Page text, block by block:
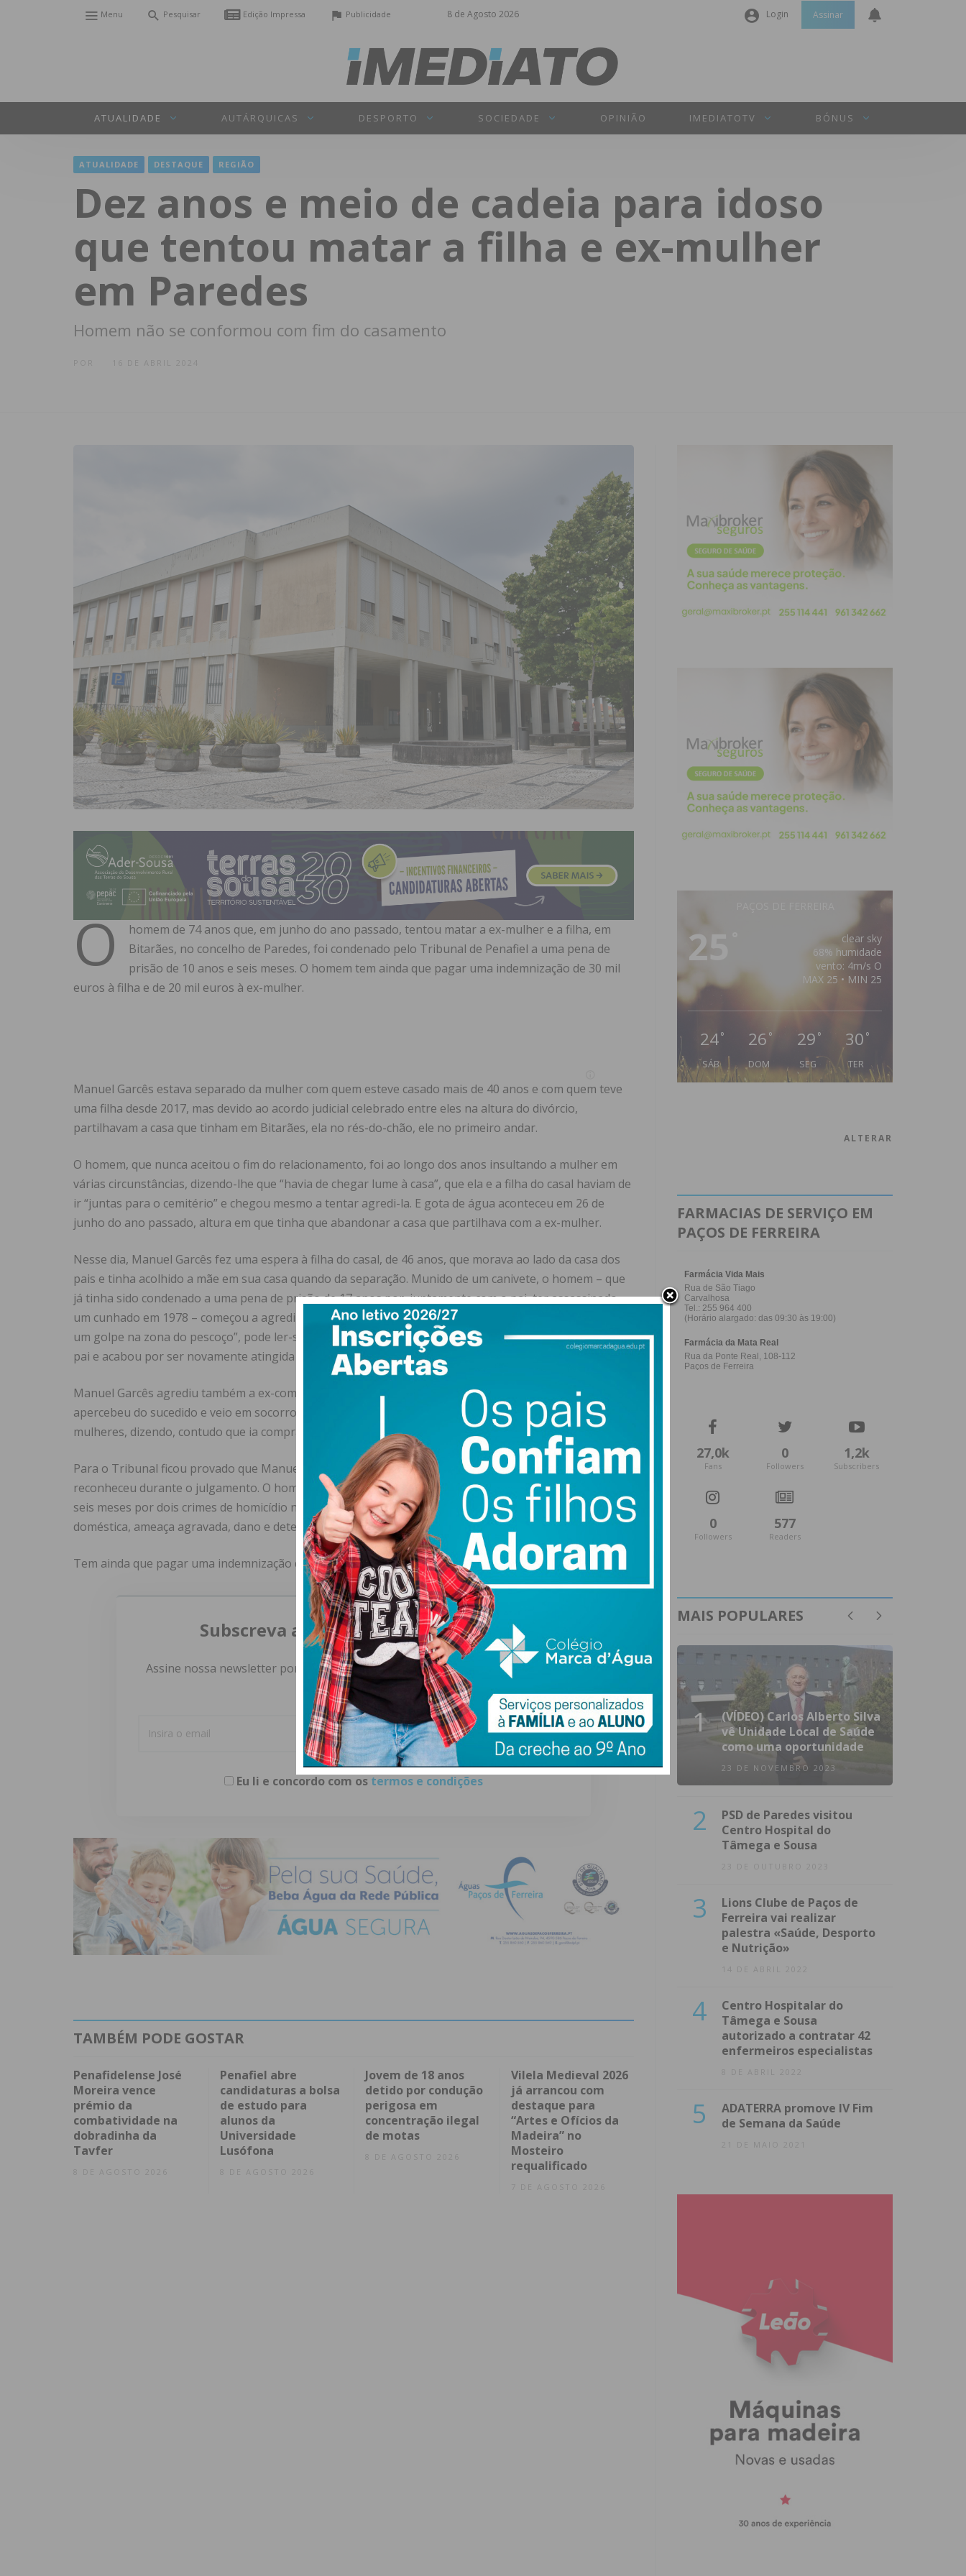
8 de Agosto 2026
Menu Pesquisar Edição Impressa Publicidade Login
Senha
INICIAR SESSÃO
Perdeu a sua senha?
Assinar
ATUALIDADE AUTÁRQUICAS DESPORTO SOCIEDADE OPINIÃO IMEDIATOTV BÓNUS
ATUALIDADE DESTAQUE REGIÃO
Dez anos e meio de cadeia para idoso
que tentou matar a filha e ex-mulher
em Paredes
Homem não se conformou com fim do casamento
16 DE ABRIL 2024
O
homem de 74 anos que, em junho do ano passado, tentou matar a ex-mulher e a filha, em
Bitarães, no concelho de Paredes, foi condenado pelo Tribunal de Penafiel a uma pena de
prisão de 10 anos e seis meses. O homem tem ainda que pagar uma indemnização de 30 mil
euros à filha e de 20 mil euros à ex-mulher.
Manuel Garcês estava separado da mulher com quem esteve casado mais de 40 anos e com quem teve
uma filha desde 2017, mas devido ao acordo judicial celebrado entre eles na altura do divórcio,
partilhavam a casa que tinham em Bitarães, ela no rés-do-chão, ele no primeiro andar.
O homem, que nunca aceitou o fim do relacionamento, foi ao longo dos anos insultando a mulher em
várias circunstâncias, dizendo-lhe que “havia de chegar lume à casa”, que ela e a filha do casal haviam de
ir “juntas para o cemitério” e chegou mesmo a tentar agredi-la. E gota de água aconteceu em 26 de
junho do ano passado, altura em que tinha que abandonar a casa que partilhava com a ex-mulher.
Nesse dia, Manuel Garcês fez uma espera à filha do casal, de 46 anos, que morava ao lado da casa dos
pais e tinha acolhido a mãe em sua casa quando da separação. Munido de um canivete, o homem – que
já tinha sido condenado a uma pena de prisão de 17 anos por, juntamente com o pai, ter assassinado
um cunhado em 1978 – começou a agredi-la. “Foi na sua direção, agarrou-a pelos cabelos e desferiu-lhe
um golpe na zona do pescoço”, pode ler-se na acusação. A filha tentou defender-se das agressões do
pai e acabou por ser novamente atingida na zona dos braços e pescoço.
Manuel Garcês agrediu também a ex-companheira, com dois golpes na cabeça, quando esta se
apercebeu do sucedido e veio em socorro da filha e só parou quando foi segurado por um familiar das
mulheres, dizendo, contudo que ia comprar uma caçadeira e “arrumar com todos”.
Para o Tribunal ficou provado que Manuel Garcês quis matar a mulher e a filha, como o mesmo
reconheceu durante o julgamento. O homem foi assim condenado a uma pena de prisão de 10 anos e
seis meses por dois crimes de homicídio na forma tentada, assim como pelos crimes de violência
doméstica, ameaça agravada, dano e detenção de arma proibida.
Tem ainda que pagar uma indemnização de 30 mil euros à filha e de 20 mil euros à ex-mulher.
Subscreva a newsletter do Imediato
Assine nossa newsletter por e-mail e obtenha de forma regular a informação
atualizada.
Eu li e concordo com os termos e condições
TAMBÉM PODE GOSTAR
Penafidelense José
Moreira vence
prémio da
combatividade na
dobradinha da
Tavfer
8 DE AGOSTO 2026
Penafiel abre
candidaturas a bolsa
de estudo para
alunos da
Universidade
Lusófona
8 DE AGOSTO 2026
Jovem de 18 anos
detido por condução
perigosa em
concentração ilegal
de motas
8 DE AGOSTO 2026
Vilela Medieval 2026
já arrancou com
destaque para
“Artes e Ofícios da
Madeira” no
Mosteiro
requalificado
7 DE AGOSTO 2026
25
clear sky
68% humidade
vento: 4m/s O
MAX 25 • MIN 25
24°
SÁB
26 °
DOM
29 °
SEG
30 °
TER
ALTERAR
FARMACIAS DE SERVIÇO EM
PAÇOS DE FERREIRA
27,0k
Fans
0
Followers
1,2k
Subscribers
0
Followers
577
Readers
MAIS POPULARES
1
(VÍDEO) Carlos Alberto Silva
vê Unidade Local de Saúde
como uma oportunidade
23 DE NOVEMBRO 2023
2
PSD de Paredes visitou
Centro Hospital do
Tâmega e Sousa
23 DE OUTUBRO 2023
3
Lions Clube de Paços de
Ferreira vai realizar
palestra «Saúde, Desporto
e Nutrição»
14 DE ABRIL 2022
4
Centro Hospitalar do
Tâmega e Sousa
autorizado a contratar 42
enfermeiros especialistas
8 DE ABRIL 2022
5
ADATERRA promove IV Fim
de Semana da Saúde
21 DE MAIO 2021